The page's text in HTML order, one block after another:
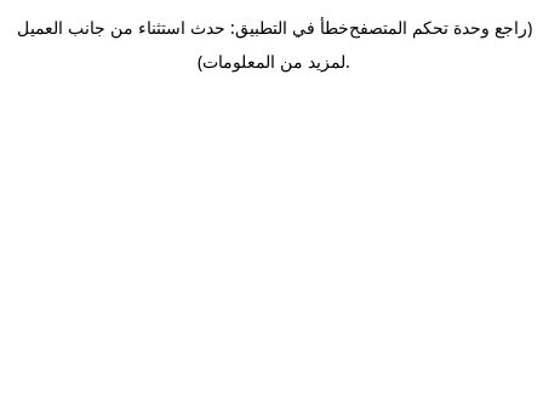
خطأ في التطبيق: حدث استثناء من جانب العميل(راجع وحدة تحكم المتصفح
لمزيد من المعلومات).